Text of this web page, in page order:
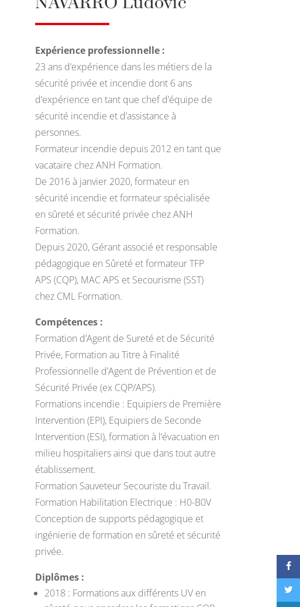
Expérience professionnelle :
23 ans d’expérience dans les métiers de la
sécurité privée et incendie dont 6 ans
d’expérience en tant que chef d’équipe de
sécurité incendie et d’assistance à
personnes.
Formateur incendie depuis 2012 en tant que
vacataire chez ANH Formation.
De 2016 à janvier 2020, formateur en
sécurité incendie et formateur spécialisée
en sûreté et sécurité privée chez ANH
Formation.
Depuis 2020, Gérant associé et responsable
pédagogique en Sûreté et formateur TFP
APS (CQP), MAC APS et Secourisme (SST)
chez CML Formation.
Compétences :
Formation d’Agent de Sureté et de Sécurité
Privée, Formation au Titre à Finalité
Professionnelle d’Agent de Prévention et de
Sécurité Privée (ex CQP/APS).
Formations incendie : Equipiers de Première
Intervention (EPI), Equipiers de Seconde
Intervention (ESI), formation à l’évacuation en
milieu hospitaliers ainsi que dans tout autre
établissement.
Formation Sauveteur Secouriste du Travail.
Formation Habilitation Electrique : H0-B0V
Conception de supports pédagogique et
ingénierie de formation en sûreté et sécurité
privée.
Diplômes :
2018 : Formations aux différents UV en